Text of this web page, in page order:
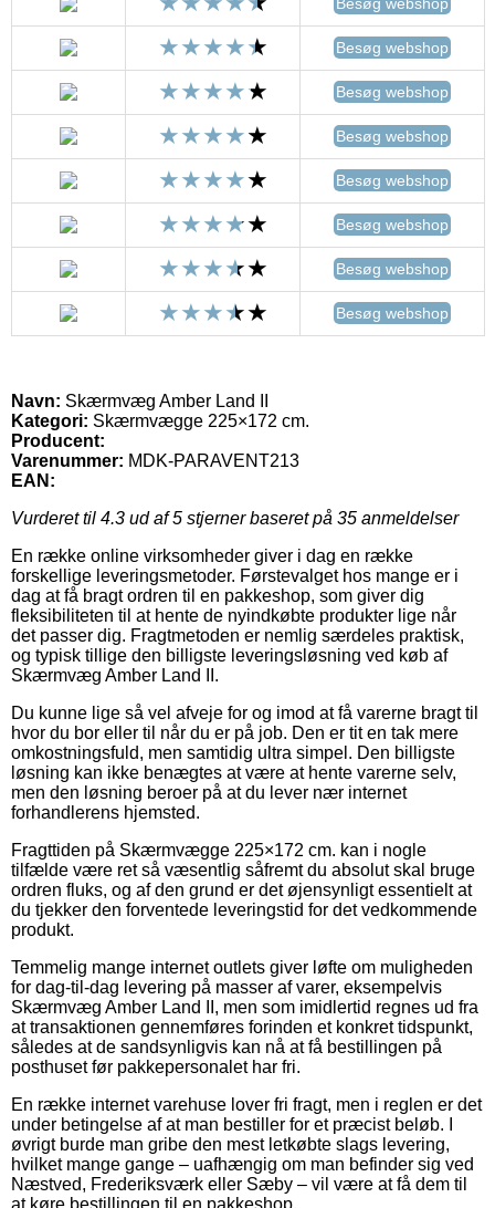
Besøg webshop
Besøg webshop
Besøg webshop
Besøg webshop
Besøg webshop
Besøg webshop
Besøg webshop
Navn: Skærmvæg Amber Land II
Kategori: Skærmvægge 225×172 cm.
Producent:
Varenummer: MDK-PARAVENT213
EAN:
Vurderet til 4.3 ud af 5 stjerner baseret på 35 anmeldelser
En række online virksomheder giver i dag en række
forskellige leveringsmetoder. Førstevalget hos mange er i
dag at få bragt ordren til en pakkeshop, som giver dig
fleksibiliteten til at hente de nyindkøbte produkter lige når
det passer dig. Fragtmetoden er nemlig særdeles praktisk,
og typisk tillige den billigste leveringsløsning ved køb af
Skærmvæg Amber Land II.
Du kunne lige så vel afveje for og imod at få varerne bragt til
hvor du bor eller til når du er på job. Den er tit en tak mere
omkostningsfuld, men samtidig ultra simpel. Den billigste
løsning kan ikke benægtes at være at hente varerne selv,
men den løsning beroer på at du lever nær internet
forhandlerens hjemsted.
Fragttiden på Skærmvægge 225×172 cm. kan i nogle
tilfælde være ret så væsentlig såfremt du absolut skal bruge
ordren fluks, og af den grund er det øjensynligt essentielt at
du tjekker den forventede leveringstid for det vedkommende
produkt.
Temmelig mange internet outlets giver løfte om muligheden
for dag-til-dag levering på masser af varer, eksempelvis
Skærmvæg Amber Land II, men som imidlertid regnes ud fra
at transaktionen gennemføres forinden et konkret tidspunkt,
således at de sandsynligvis kan nå at få bestillingen på
posthuset før pakkepersonalet har fri.
En række internet varehuse lover fri fragt, men i reglen er det
under betingelse af at man bestiller for et præcist beløb. I
øvrigt burde man gribe den mest letkøbte slags levering,
hvilket mange gange – uafhængig om man befinder sig ved
Næstved, Frederiksværk eller Sæby – vil være at få dem til
at køre bestillingen til en pakkeshop.